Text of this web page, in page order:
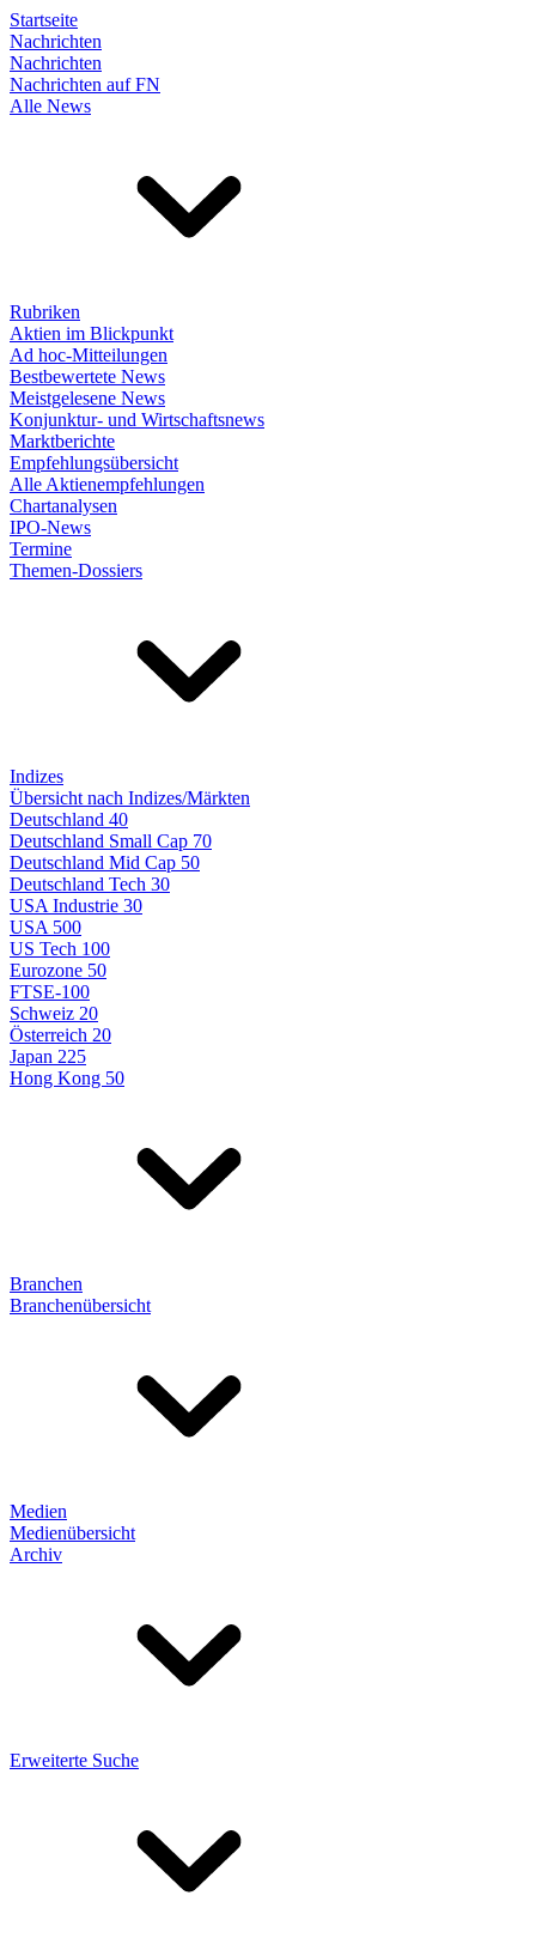
Startseite
Nachrichten
Nachrichten
Nachrichten auf FN
Alle News
Rubriken
Aktien im Blickpunkt
Ad hoc-Mitteilungen
Bestbewertete News
Meistgelesene News
Konjunktur- und Wirtschaftsnews
Marktberichte
Empfehlungsübersicht
Alle Aktienempfehlungen
Chartanalysen
IPO-News
Termine
Themen-Dossiers
Indizes
Übersicht nach Indizes/Märkten
Deutschland 40
Deutschland Small Cap 70
Deutschland Mid Cap 50
Deutschland Tech 30
USA Industrie 30
USA 500
US Tech 100
Eurozone 50
FTSE-100
Schweiz 20
Österreich 20
Japan 225
Hong Kong 50
Branchen
Branchenübersicht
Medien
Medienübersicht
Archiv
Erweiterte Suche